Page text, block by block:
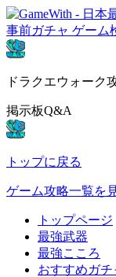
事前ガチャ ゲーム
ドラクエウォーク
掲示板Q&A
トップに戻る
ゲーム攻略一覧を
トップページ
最強武器
最強こころ
おすすめガチ